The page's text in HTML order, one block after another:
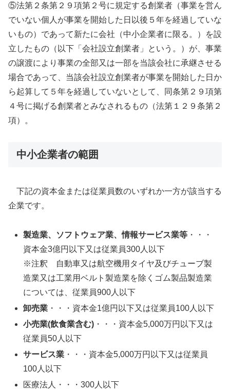
⑤法第２条第２９項第２号に規定する創業者（事業を営ん
でいない個人が事業を開始した日以後５年を経過していな
いもの）であって新たに会社（中小企業者に限る。）を設
立したもの（以下「会社設立創業者」という。）が、事業
の譲渡により事業の全部又は一部を当該会社に承継させる
場合であって、当該会社設立創業者が事業を開始した日か
ら起算して５年を経過していないとして、同条第２９項第
４号に掲げる創業者とみなされるもの（法第１２９条第２
項）。
中小企業者の範囲
下記の資本金または従業員数のいずれか一方が該当する
企業です。
製造業、ソフトウェア業、情報サービス業等 ・・・
資本金3億円以下又は従業員300人以下
※注釈 自動車又は航空機用タイヤ及びチューブ製
造業又は工業用ベルト製造業を除くゴム製品製造業
については、従業員900人以下
卸売業 ・・・資本金1億円以下又は従業員100人以下
小売業(飲食業含む) ・・・資本金5,000万円以下又は
従業員50人以下
サービス業 ・・・資本金5,000万円以下又は従業員
100人以下
医療法人・・・300人以下